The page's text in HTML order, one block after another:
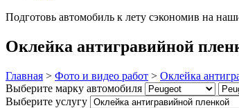
Подготовь автомобиль к лету сэкономив на
Оклейка антигравийной
Главная > Фото и видео работ > Оклейка
Выберите марку автомобиля
Выберите услугу